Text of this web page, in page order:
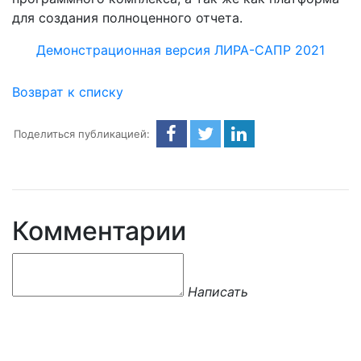
для создания полноценного отчета.
Демонстрационная версия ЛИРА-САПР 2021
Возврат к списку
Поделиться публикацией:
Комментарии
Написать